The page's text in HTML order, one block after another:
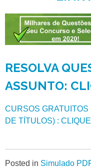
RESOLVA
ASSUNTO:
CURSOS
DE TÍTULOS) : CLIQUE
Posted in Simulado